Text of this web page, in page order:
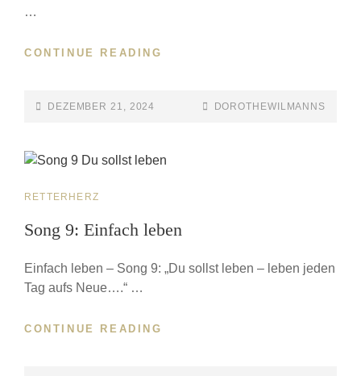
…
CONTINUE READING
DEZEMBER 21, 2024 DOROTHEWILMANNS
RETTERHERZ
Song 9: Einfach leben
Einfach leben – Song 9: „Du sollst leben – leben jeden
Tag aufs Neue….“ …
CONTINUE READING